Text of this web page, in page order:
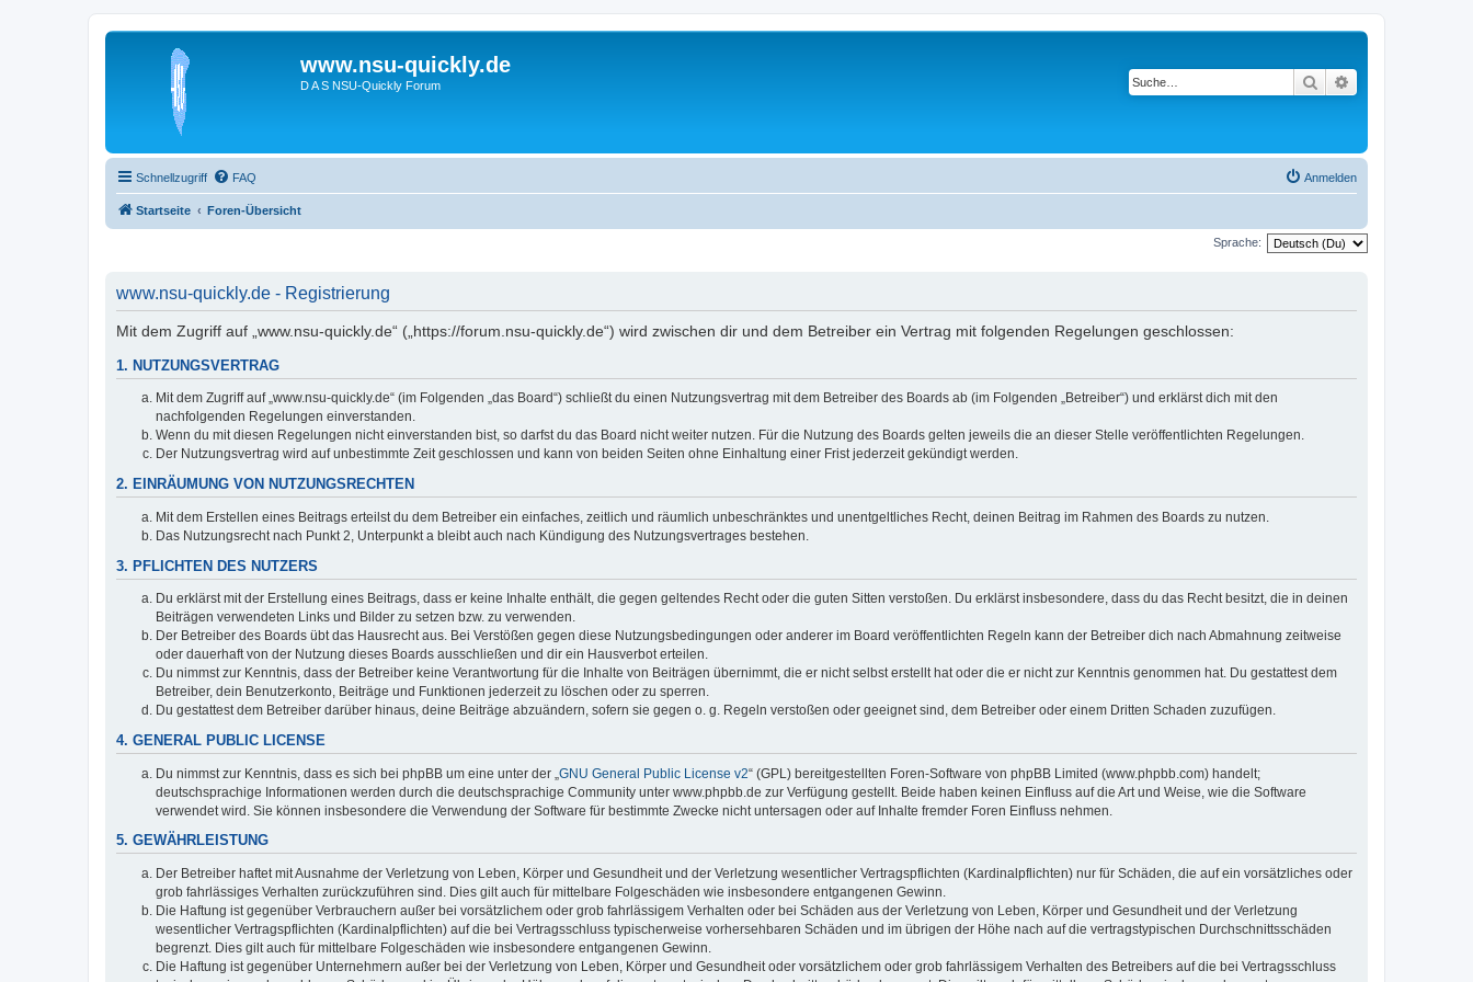
www.nsu-quickly.de
D A S NSU-Quickly Forum Suche
Schnellzugriff FAQ Anmelden
Startseite Foren-Übersicht
Sprache:
www.nsu-quickly.de - Registrierung
Mit dem Zugriff auf „www.nsu-quickly.de“ („https://forum.nsu-quickly.de“) wird zwischen dir und dem Betreiber ein Vertrag mit folgenden Regelungen geschlossen:
1. NUTZUNGSVERTRAG
Mit dem Zugriff auf „www.nsu-quickly.de“ (im Folgenden „das Board“) schließt du einen Nutzungsvertrag mit dem Betreiber des Boards ab (im Folgenden „Betreiber“) und erklärst dich mit den
nachfolgenden Regelungen einverstanden.
Wenn du mit diesen Regelungen nicht einverstanden bist, so darfst du das Board nicht weiter nutzen. Für die Nutzung des Boards gelten jeweils die an dieser Stelle veröffentlichten Regelungen.
Der Nutzungsvertrag wird auf unbestimmte Zeit geschlossen und kann von beiden Seiten ohne Einhaltung einer Frist jederzeit gekündigt werden.
2. EINRÄUMUNG VON NUTZUNGSRECHTEN
Mit dem Erstellen eines Beitrags erteilst du dem Betreiber ein einfaches, zeitlich und räumlich unbeschränktes und unentgeltliches Recht, deinen Beitrag im Rahmen des Boards zu nutzen.
Das Nutzungsrecht nach Punkt 2, Unterpunkt a bleibt auch nach Kündigung des Nutzungsvertrages bestehen.
3. PFLICHTEN DES NUTZERS
Du erklärst mit der Erstellung eines Beitrags, dass er keine Inhalte enthält, die gegen geltendes Recht oder die guten Sitten verstoßen. Du erklärst insbesondere, dass du das Recht besitzt, die in deinen
Beiträgen verwendeten Links und Bilder zu setzen bzw. zu verwenden.
Der Betreiber des Boards übt das Hausrecht aus. Bei Verstößen gegen diese Nutzungsbedingungen oder anderer im Board veröffentlichten Regeln kann der Betreiber dich nach Abmahnung zeitweise
oder dauerhaft von der Nutzung dieses Boards ausschließen und dir ein Hausverbot erteilen.
Du nimmst zur Kenntnis, dass der Betreiber keine Verantwortung für die Inhalte von Beiträgen übernimmt, die er nicht selbst erstellt hat oder die er nicht zur Kenntnis genommen hat. Du gestattest dem
Betreiber, dein Benutzerkonto, Beiträge und Funktionen jederzeit zu löschen oder zu sperren.
Du gestattest dem Betreiber darüber hinaus, deine Beiträge abzuändern, sofern sie gegen o. g. Regeln verstoßen oder geeignet sind, dem Betreiber oder einem Dritten Schaden zuzufügen.
4. GENERAL PUBLIC LICENSE
Du nimmst zur Kenntnis, dass es sich bei phpBB um eine unter der „ GNU General Public License v2“ (GPL) bereitgestellten Foren-Software von phpBB Limited (www.phpbb.com) handelt;
deutschsprachige Informationen werden durch die deutschsprachige Community unter www.phpbb.de zur Verfügung gestellt. Beide haben keinen Einfluss auf die Art und Weise, wie die Software
verwendet wird. Sie können insbesondere die Verwendung der Software für bestimmte Zwecke nicht untersagen oder auf Inhalte fremder Foren Einfluss nehmen.
5. GEWÄHRLEISTUNG
Der Betreiber haftet mit Ausnahme der Verletzung von Leben, Körper und Gesundheit und der Verletzung wesentlicher Vertragspflichten (Kardinalpflichten) nur für Schäden, die auf ein vorsätzliches oder
grob fahrlässiges Verhalten zurückzuführen sind. Dies gilt auch für mittelbare Folgeschäden wie insbesondere entgangenen Gewinn.
Die Haftung ist gegenüber Verbrauchern außer bei vorsätzlichem oder grob fahrlässigem Verhalten oder bei Schäden aus der Verletzung von Leben, Körper und Gesundheit und der Verletzung
wesentlicher Vertragspflichten (Kardinalpflichten) auf die bei Vertragsschluss typischerweise vorhersehbaren Schäden und im übrigen der Höhe nach auf die vertragstypischen Durchschnittsschäden
begrenzt. Dies gilt auch für mittelbare Folgeschäden wie insbesondere entgangenen Gewinn.
Die Haftung ist gegenüber Unternehmern außer bei der Verletzung von Leben, Körper und Gesundheit oder vorsätzlichem oder grob fahrlässigem Verhalten des Betreibers auf die bei Vertragsschluss